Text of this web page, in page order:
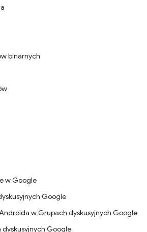
binarnych
w Google
Google
w Grupach dyskusyjnych Google
Google